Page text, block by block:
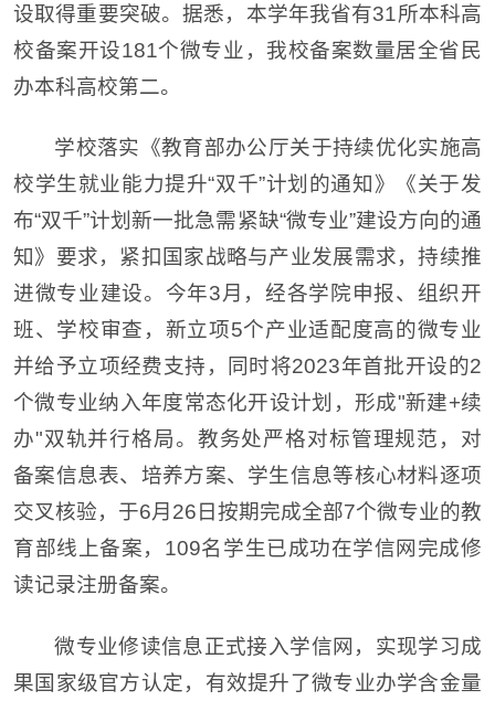
设取得重要突破。据悉，本学年我省有31所本科高
校备案开设181个微专业，我校备案数量居全省民
办本科高校第二。
学校落实《教育部办公厅关于持续优化实施高
校学生就业能力提升“双千”计划的通知》《关于发
布“双千”计划新一批急需紧缺“微专业”建设方向的通
知》要求，紧扣国家战略与产业发展需求，持续推
进微专业建设。今年3月，经各学院申报、组织开
班、学校审查，新立项5个产业适配度高的微专业
并给予立项经费支持，同时将2023年首批开设的2
个微专业纳入年度常态化开设计划，形成"新建+续
办"双轨并行格局。教务处严格对标管理规范，对
备案信息表、培养方案、学生信息等核心材料逐项
交叉核验，于6月26日按期完成全部7个微专业的教
育部线上备案，109名学生已成功在学信网完成修
读记录注册备案。
微专业修读信息正式接入学信网，实现学习成
果国家级官方认定，有效提升了微专业办学含金量